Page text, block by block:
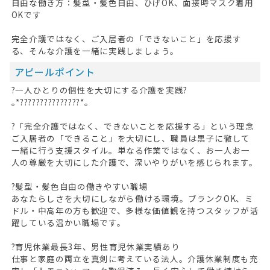
OKです
完全介護ではなく、ご入居者の「できないこと」を応援す
る、そんな介護を一緒に実践しましょう。
アピールポイント
?一人ひとりの個性を大切にする介護を実践?
｡*???????????????*｡
?「完全介護ではなく、できないことを応援する」という理念
ご入居者の「できること」を大切にし、職員は黒子に徹して
一緒に行う支援スタイル。単なる作業ではなく、お一人お一
人の尊厳を大切にした介護で、深いやりがいを感じられます。
?髪型・髪色自由の働きやすい職場
あなたらしさを大切にしながら働ける環境。ブランクOK、ミ
ドル・中高年の方も歓迎で、多様な価値観を持つスタッフが活
躍している温かい職場です。
?育児休業最長3年、男性育児休業実績あり
仕事と家庭の両立を真剣に考えている法人。介護休業制度も充